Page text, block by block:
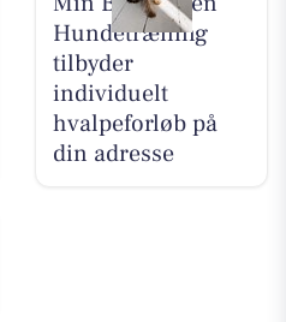
Hundetræning
tilbyder
individuelt
hvalpeforløb på
din adresse